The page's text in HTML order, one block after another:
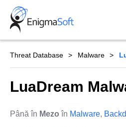
Skip
content
Threat Database Malware
LuaDream
Până în Mezo în Malware,